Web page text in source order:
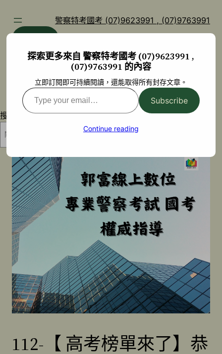
警察特考國考 (07)9623991 , (07)9763991
搜尋
112-【 高考榜單來了】恭
探索更多來自 警察特考國考 (07)9623991 ,
(07)9763991 的內容
立即訂閱即可持續閱讀，還能取得所有封存文章。
Type
your
Subscribe
Continue reading